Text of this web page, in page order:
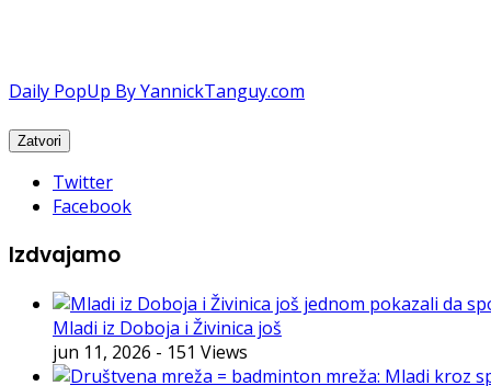
Daily PopUp By YannickTanguy.com
Twitter
Facebook
Izdvajamo
Mladi iz Doboja i Živinica još
jun 11, 2026 - 151 Views